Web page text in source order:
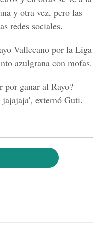
y otra vez, pero las
redes sociales.
Vallecano por la Liga
azulgrana con mofas.
por ganar al Rayo?
externó Guti.